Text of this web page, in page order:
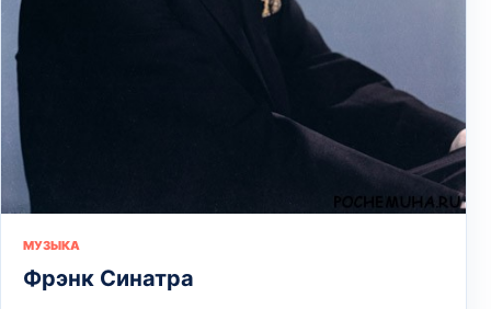
МУЗЫКА
Фрэнк Синатра